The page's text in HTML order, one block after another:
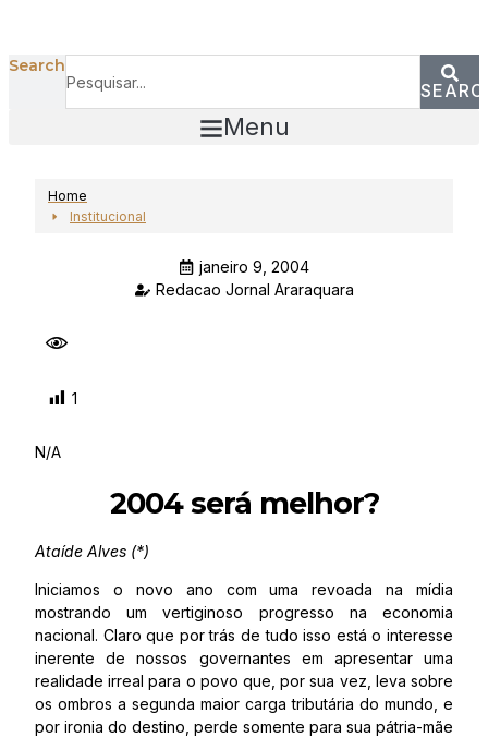
Search
Menu
Home
Institucional
janeiro 9, 2004
Redacao Jornal Araraquara
1
N/A
2004 será melhor?
Ataíde Alves (*)
Iniciamos o novo ano com uma revoada na mídia
mostrando um vertiginoso progresso na economia
nacional. Claro que por trás de tudo isso está o interesse
inerente de nossos governantes em apresentar uma
realidade irreal para o povo que, por sua vez, leva sobre
os ombros a segunda maior carga tributária do mundo, e
por ironia do destino, perde somente para sua pátria-mãe